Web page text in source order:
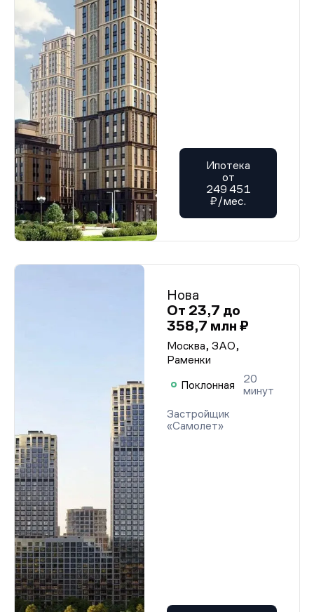
Ипотека
от
249 451
₽/мес.
Нова
От 23,7 до
358,7 млн ₽
Москва, ЗАО,
Раменки
Поклонная
20
минут
Застройщик
«Самолет»